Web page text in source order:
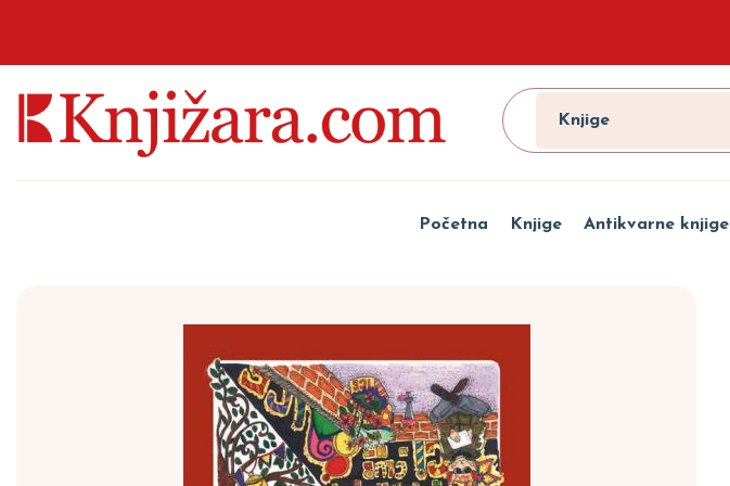
Knjige
Početna Knjige Antikvarne knjige